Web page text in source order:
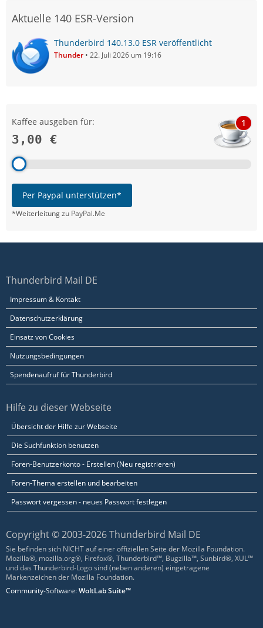
Aktuelle 140 ESR-Version
Thunderbird 140.13.0 ESR veröffentlicht
Thunder 22. Juli 2026 um 19:16
Kaffee ausgeben für:
3,00 €
1
Per Paypal unterstützen*
*Weiterleitung zu PayPal.Me
Thunderbird Mail DE
Impressum & Kontakt
Datenschutzerklärung
Einsatz von Cookies
Nutzungsbedingungen
Spendenaufruf für Thunderbird
Hilfe zu dieser Webseite
Übersicht der Hilfe zur Webseite
Die Suchfunktion benutzen
Foren-Benutzerkonto - Erstellen (Neu registrieren)
Foren-Thema erstellen und bearbeiten
Passwort vergessen - neues Passwort festlegen
Copyright © 2003-2026 Thunderbird Mail DE
Sie befinden sich NICHT auf einer offiziellen Seite der Mozilla Foundation.
Mozilla®, mozilla.org®, Firefox®, Thunderbird™, Bugzilla™, Sunbird®, XUL™
und das Thunderbird-Logo sind (neben anderen) eingetragene
Markenzeichen der Mozilla Foundation.
Community-Software:WoltLab Suite™